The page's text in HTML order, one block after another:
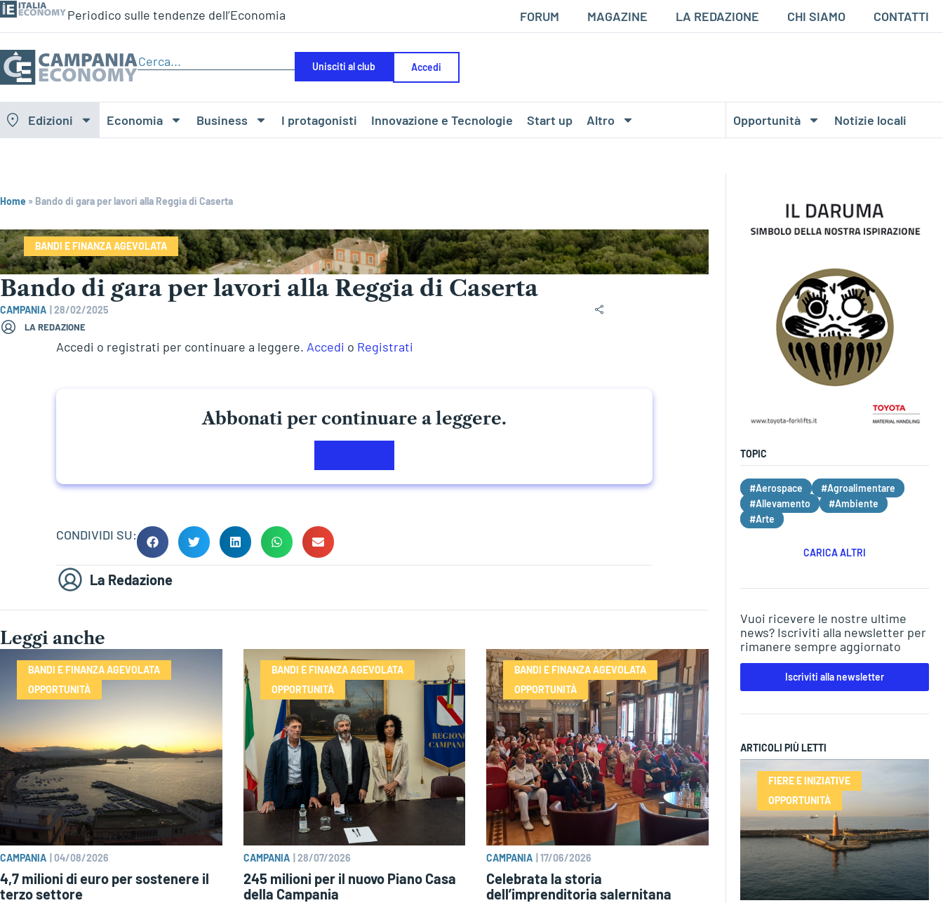
Periodico sulle tendenze dell’Economia FORUM MAGAZINE LA REDAZIONE CHI SIAMO CONTATTI
Unisciti al club Accedi
Edizioni Economia Business I protagonisti Innovazione e Tecnologie Start up Altro Opportunità Notizie locali
Home » Bando di gara per lavori alla Reggia di Caserta
BANDI E FINANZA AGEVOLATA
Bando di gara per lavori alla Reggia di Caserta
CAMPANIA 28/02/2025
LA REDAZIONE
Accedi o registrati per continuare a leggere. Accedi o Registrati
Abbonati per continuare a leggere.
CONDIVIDI SU:
La Redazione
Leggi anche
BANDI E FINANZA AGEVOLATA
OPPORTUNITÀ
CAMPANIA 04/08/2026
4,7 milioni di euro per sostenere il
terzo settore
BANDI E FINANZA AGEVOLATA
OPPORTUNITÀ
CAMPANIA 28/07/2026
245 milioni per il nuovo Piano Casa
della Campania
BANDI E FINANZA AGEVOLATA
OPPORTUNITÀ
CAMPANIA |17/06/2026
Celebrata la storia
dell’imprenditoria salernitana
TOPIC
#Aerospace
#Agroalimentare
#Allevamento
#Ambiente
#Arte
CARICA ALTRI
Vuoi ricevere le nostre ultime
news? Iscriviti alla newsletter per
rimanere sempre aggiornato
Iscriviti alla newsletter
ARTICOLI PIÙ LETTI
FIERE E INIZIATIVE
OPPORTUNITÀ